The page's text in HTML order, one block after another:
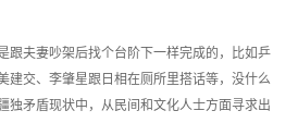
跟夫妻吵架后找个台阶下一样完成的，比如乒
建交、李肇星跟日相在厕所里搭话等，没什么
独矛盾现状中，从民间和文化人士方面寻求出